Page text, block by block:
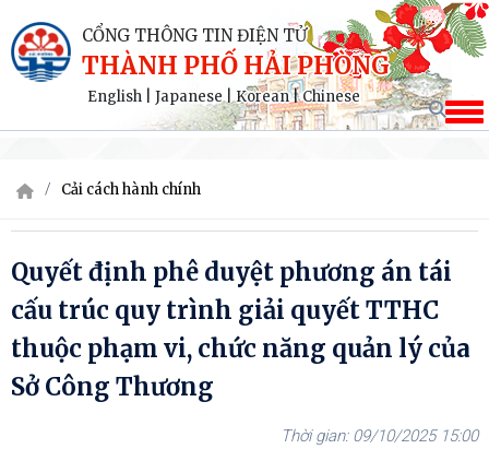
CỔNG THÔNG TIN ĐIỆN TỬ
THÀNH PHỐ HẢI PHÒNG
English Japanese|Korean|Chinese
Cải cách hành chính
Quyết định phê duyệt phương án tái
cấu trúc quy trình giải quyết TTHC
thuộc phạm vi, chức năng quản lý của
Sở Công Thương
09/10/2025 15:00